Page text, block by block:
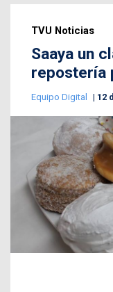
TVU Noticias
Saaya un
repostería
Equipo Digital 12